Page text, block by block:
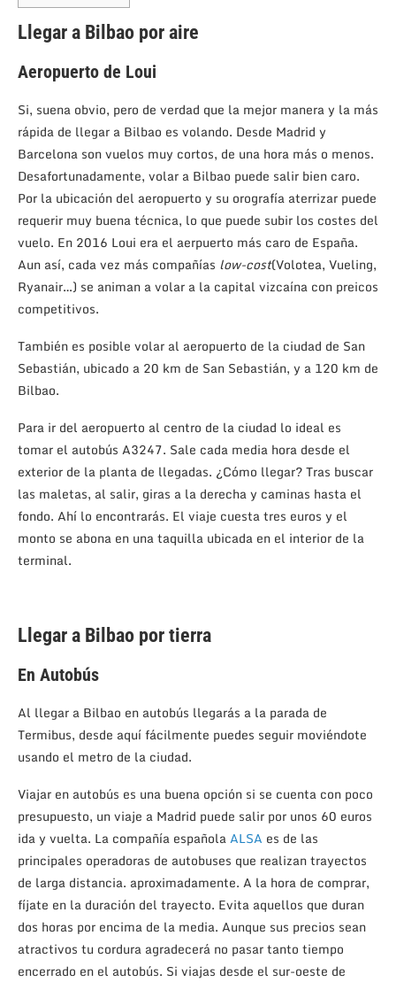
Llegar a Bilbao por aire
Aeropuerto de Loui
Si, suena obvio, pero de verdad que la mejor manera y la más
rápida de llegar a Bilbao es volando. Desde Madrid y
Barcelona son vuelos muy cortos, de una hora más o menos.
Desafortunadamente, volar a Bilbao puede salir bien caro.
Por la ubicación del aeropuerto y su orografía aterrizar puede
requerir muy buena técnica, lo que puede subir los costes del
vuelo. En 2016 Loui era el aerpuerto más caro de España.
Aun así, cada vez más compañías low-cost(Volotea, Vueling,
Ryanair…) se animan a volar a la capital vizcaína con preicos
competitivos.
También es posible volar al aeropuerto de la ciudad de San
Sebastián, ubicado a 20 km de San Sebastián, y a 120 km de
Bilbao.
Para ir del aeropuerto al centro de la ciudad lo ideal es
tomar el autobús A3247. Sale cada media hora desde el
exterior de la planta de llegadas. ¿Cómo llegar? Tras buscar
las maletas, al salir, giras a la derecha y caminas hasta el
fondo. Ahí lo encontrarás. El viaje cuesta tres euros y el
monto se abona en una taquilla ubicada en el interior de la
terminal.
Llegar a Bilbao por tierra
En Autobús
Al llegar a Bilbao en autobús llegarás a la parada de
Termibus, desde aquí fácilmente puedes seguir moviéndote
usando el metro de la ciudad.
Viajar en autobús es una buena opción si se cuenta con poco
presupuesto, un viaje a Madrid puede salir por unos 60 euros
ida y vuelta. La compañía españolaALSA es de las
principales operadoras de autobuses que realizan trayectos
de larga distancia. aproximadamente. A la hora de comprar,
fíjate en la duración del trayecto. Evita aquellos que duran
dos horas por encima de la media. Aunque sus precios sean
atractivos tu cordura agradecerá no pasar tanto tiempo
encerrado en el autobús. Si viajas desde el sur-oeste de